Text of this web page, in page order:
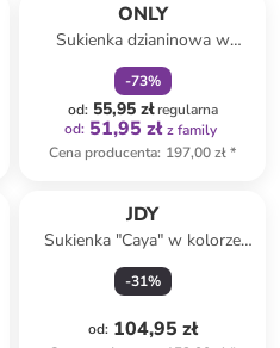
ONLY
Sukienka dzianinowa w
kolorze brązowym
-73%
od: 55,95 złregularna
od: 51,95 zł z family
Cena producenta: 197,00 zł*
JDY
Sukienka "Caya" w kolorze
różowym
-31%
od: 104,95 zł